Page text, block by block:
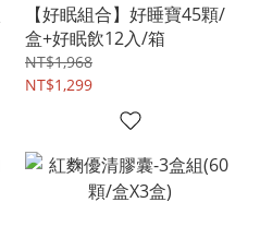
【好眠組合】好睡寶45顆/
盒+好眠飲12入/箱
NT$1,968
NT$1,299